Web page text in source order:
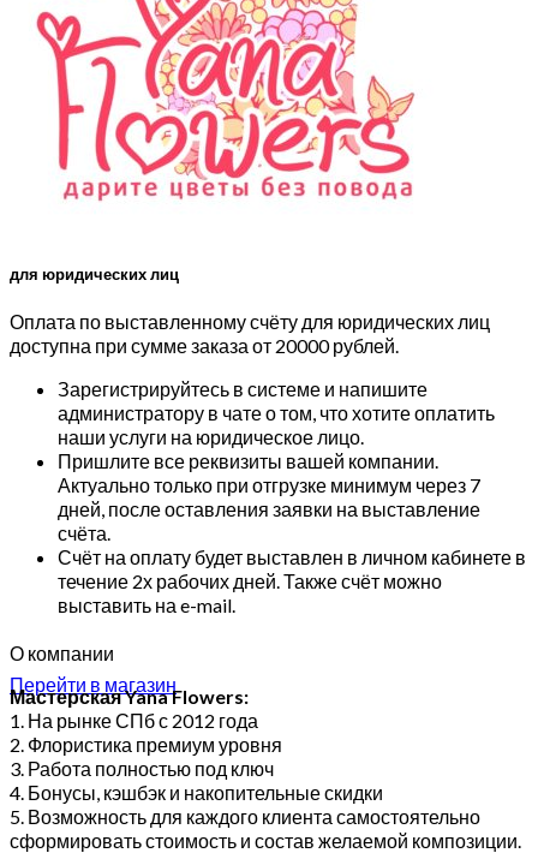
для юридических лиц
Оплата по выставленному счёту для юридических лиц
доступна при сумме заказа от 20000 рублей.
Зарегистрируйтесь в системе и напишите
администратору в чате о том, что хотите оплатить
наши услуги на юридическое лицо.
Пришлите все реквизиты вашей компании.
Актуально только при отгрузке минимум через 7
дней, после оставления заявки на выставление
счёта.
Счёт на оплату будет выставлен в личном кабинете в
течение 2х рабочих дней. Также счёт можно
выставить на e-mail.
Перейти в магазин
О компании
Мастерская Yana Flowers:
1. На рынке СПб с 2012 года
2. Флористика премиум уровня
3. Работа полностью под ключ
4. Бонусы, кэшбэк и накопительные скидки
5. Возможность для каждого клиента самостоятельно
сформировать стоимость и состав желаемой композиции.